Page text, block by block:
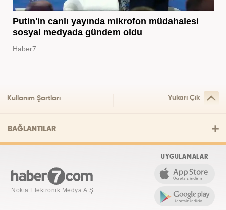
Putin'in canlı yayında mikrofon müdahalesi
sosyal medyada gündem oldu
Haber7
Kullanım Şartları Yukarı Çık
BAĞLANTILAR
Nokta Elektronik Medya A.Ş.
UYGULAMALAR